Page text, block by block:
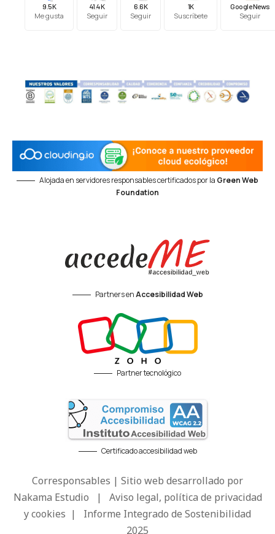
9.5K
Me gusta
41.4K
Seguir
6.6K
Seguir
1K
Suscríbete
Google News
Seguir
Alojada en servidores responsables certificados por la Green Web
Foundation
Partners enAccesibilidad Web
Partner tecnológico
Certificado accesibilidad web
Corresponsables | Sitio web desarrollado por
Nakama Estudio | Aviso legal, política de privacidad
y cookies | Informe Integrado de Sostenibilidad
2025